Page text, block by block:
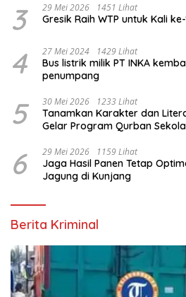
3 29 Mei 2026 1451 Lihat
Gresik Raih WTP untuk Kali
4 27 Mei 2024 1429 Lihat
Bus listrik milik PT INKA
penumpang
5 30 Mei 2026 1233 Lihat
Tanamkan Karakter dan
Gelar Program Qurban
6 29 Mei 2026 1159 Lihat
Jaga Hasil Panen Tetap
Jagung di Kunjang
Berita Kriminal